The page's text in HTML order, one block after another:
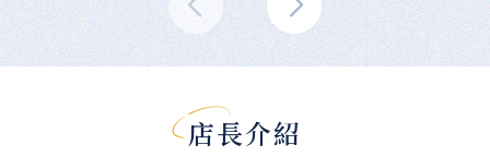
店長介紹